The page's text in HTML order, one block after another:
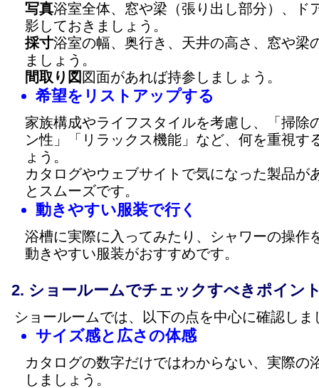
写真浴室全体、窓や梁（張り出し部分）、ド
影しておきましょう。
採寸浴室の幅、奥行き、天井の高さ、窓や梁
ましょう。
間取り図 図面があれば持参しましょう。
希望をリストアップする
家族構成やライフスタイルを考慮し、「掃除
ン性」「リラックス機能」など、何を重視す
ょう。
カタログやウェブサイトで気になった製品が
とスムーズです。
動きやすい服装で行く
浴槽に実際に入ってみたり、シャワーの操作
動きやすい服装がおすすめです。
ショールームでチェックすべきポイン
ショールームでは、以下の点を中心に確認しま
サイズ感と広さの体感
カタログの数字だけではわからない、実際の
しましょう。